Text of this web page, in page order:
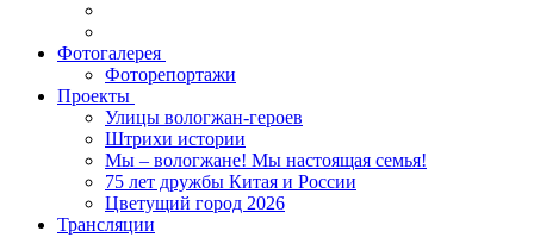
Фотогалерея
Фоторепортажи
Проекты
Улицы вологжан-героев
Штрихи истории
Мы – вологжане! Мы настоящая семья!
75 лет дружбы Китая и России
Цветущий город 2026
Трансляции